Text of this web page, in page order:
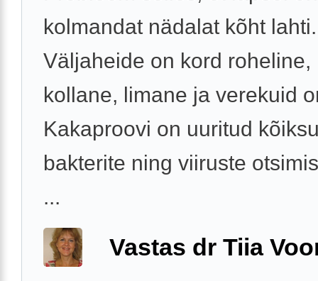
kolmandat nädalat kõht lahti.
Väljaheide on kord roheline,
kollane, limane ja verekuid
Kakaproovi on uuritud
bakterite ning viiruste
...
Vastas dr Tiia